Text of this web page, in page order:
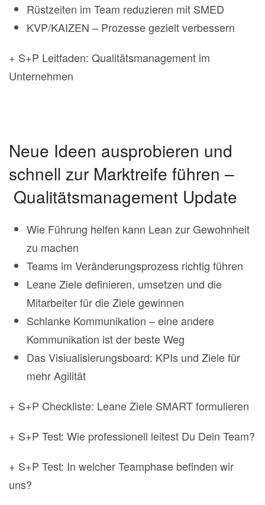
Rüstzeiten im Team reduzieren mit SMED
KVP/KAIZEN – Prozesse gezielt verbessern
+ S+P Leitfaden: Qualitätsmanagement im
Unternehmen
Neue Ideen ausprobieren und
schnell zur Marktreife führen –
Qualitätsmanagement Update
Wie Führung helfen kann Lean zur Gewohnheit
zu machen
Teams im Veränderungsprozess richtig führen
Leane Ziele definieren, umsetzen und die
Mitarbeiter für die Ziele gewinnen
Schlanke Kommunikation – eine andere
Kommunikation ist der beste Weg
Das Visiualisierungsboard: KPIs und Ziele für
mehr Agilität
+ S+P Checkliste: Leane Ziele SMART formulieren
+ S+P Test: Wie professionell leitest Du Dein Team?
+ S+P Test: In welcher Teamphase befinden wir
uns?